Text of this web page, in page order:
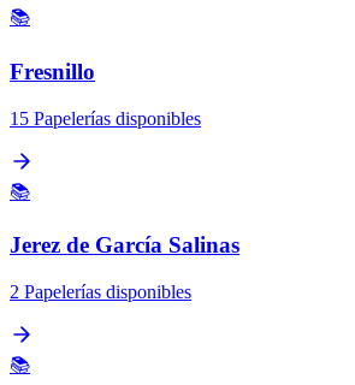
📚
Fresnillo
15 Papelerías disponibles
📚
Jerez de García Salinas
2 Papelerías disponibles
📚